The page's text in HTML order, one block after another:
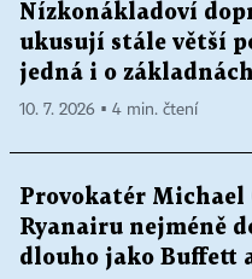
Nízkonákladoví
ukusují stále větší
jedná i o
10. 7. 2026 ▪ 4 min. čtení
Provokatér Michael
Ryanairu nejméně
dlouho jako Buffett